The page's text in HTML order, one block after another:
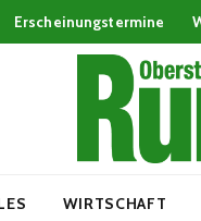
Erscheinungstermine
WIRTSCHAFT